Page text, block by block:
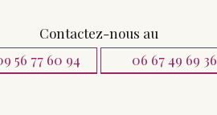
Contactez-nous au
09 56 77 60 94
06 67 49 69 36